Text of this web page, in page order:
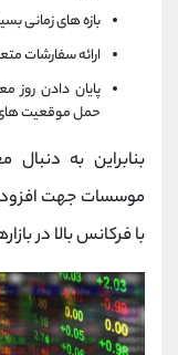
بازه های زمانی
ارائه سفارشات
پایان دادن روز
حمل موقعیت
بنابراین به
موسسات جهت افزودن
با فرکانس بالا در